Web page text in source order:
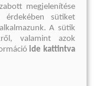
megjelenítése
érdekében sütiket
A sütik
valamint azok
ide kattintva